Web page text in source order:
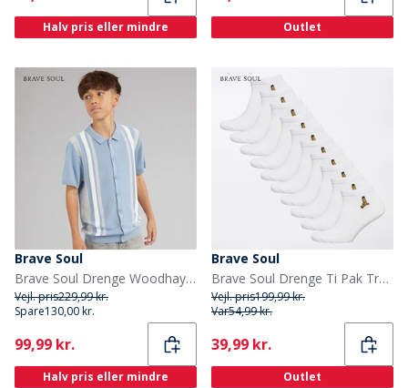
Halv pris eller mindre Outlet
Brave Soul
Brave Soul Drenge Woodhay Polo Shirt Steel Blue
Vejl. pris229,99 kr.
Spare130,00 kr.
Current
99,99 kr.
Halv pris eller mindre
Brave Soul
Brave Soul Drenge Ti Pak Trænings Sokker Hvid
Vejl. pris199,99 kr.
Var54,99 kr.
Current
39,99 kr.
Outlet